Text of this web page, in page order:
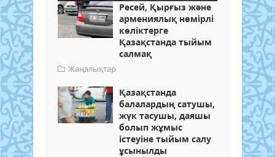
Ресей, Қырғыз және
армениялық нөмірлі
көліктерге
Қазақстанда тыйым
салмақ
Жаңалықтар
Қазақстанда
балалардың сатушы,
жүк тасушы, даяшы
болып жұмыс
істеуіне тыйым салу
ұсынылды